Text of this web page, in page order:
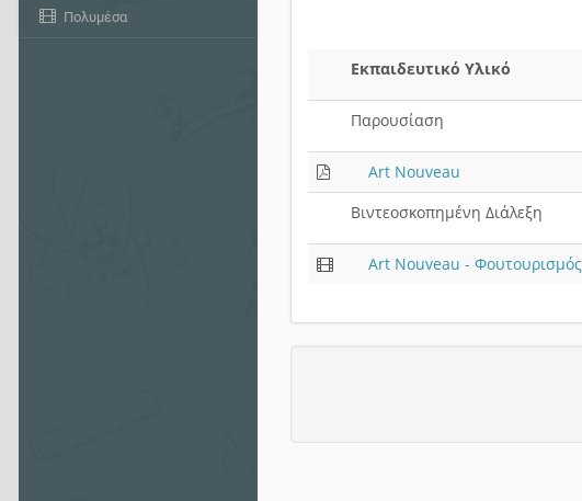
Εκπαιδευτικό Υλικό
Παρουσίαση
Art Nouveau
Βιντεοσκοπημένη Διάλεξη
Art Nouveau -
Πολυμέσα